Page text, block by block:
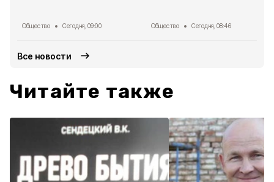
Общество Сегодня, 09:00 Общество Сегодня, 08:46
Все новости
Читайте также